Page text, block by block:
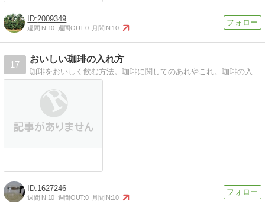
2009349
週間IN:10 週間OUT:0 月間IN:10
17
おいしい珈琲の入れ方
珈琲をおいしく飲む方法。珈琲に関してのあれやこれ。珈琲の入れ方など、自分用のメモと記録。
1627246
週間IN:10 週間OUT:0 月間IN:10